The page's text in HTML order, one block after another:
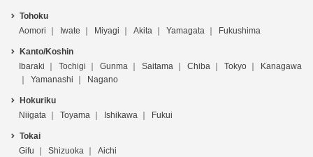
Tohoku
Aomori
Iwate Miyagi Akita Yamagata Fukushima
Kanto/Koshin
Ibaraki
Tochigi Gunma Saitama Chiba Tokyo
Kanagawa
Yamanashi
Nagano
Hokuriku
Niigata
Toyama Ishikawa Fukui
Tokai
Gifu
Shizuoka Aichi